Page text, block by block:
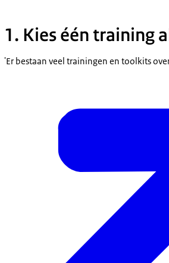
1. Kies één training
'Er bestaan veel trainingen en toolkits